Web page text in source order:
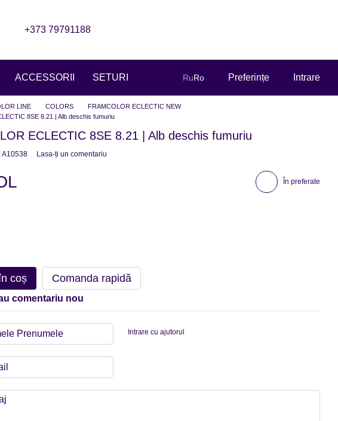
+373 79791188
ACCESSORII SETURI RuRo Preferințe Intrare
LINE COLORS
FRAMCOLOR ECLECTIC NEW
8SE 8.21 | Alb deschis fumuriu
ECLECTIC 8SE 8.21 | Alb deschis fumuriu
A10538 Lasa-ți un comentariu
În preferate
coș Comanda rapidă
comentariu nou
Intrare cu ajutorul